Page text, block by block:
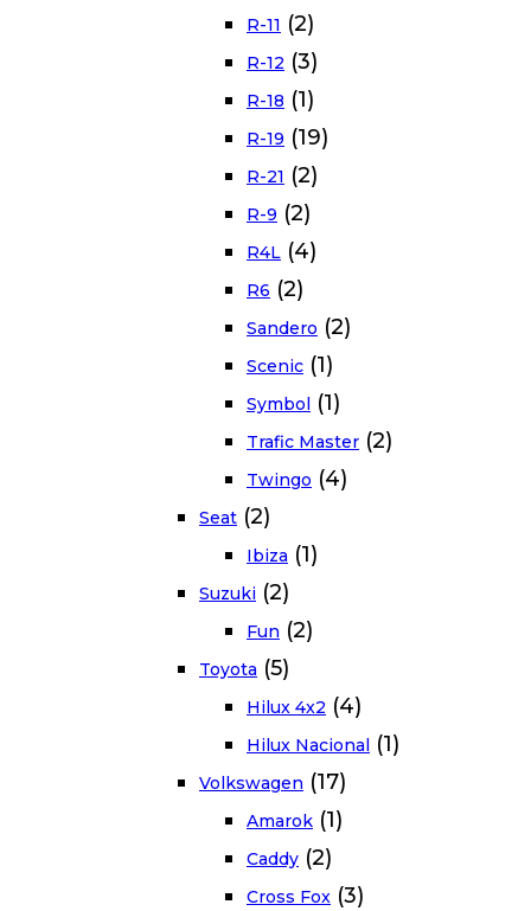
R-11 (2)
R-12 (3)
R-18 (1)
R-19 (19)
R-21 (2)
R-9 (2)
R4L (4)
R6 (2)
Sandero (2)
Scenic (1)
Symbol (1)
Trafic Master (2)
Twingo (4)
Seat (2)
Ibiza (1)
Suzuki (2)
Fun (2)
Toyota (5)
Hilux 4x2 (4)
Hilux Nacional (1)
Volkswagen (17)
Amarok (1)
Caddy (2)
Cross Fox (3)